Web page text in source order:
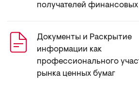
получателей финансовых
Документы и Раскрытие
информации как
профессионального
рынка ценных бумаг